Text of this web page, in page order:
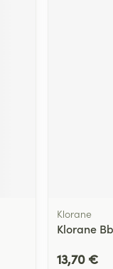
Klorane
Klorane
13,70 €